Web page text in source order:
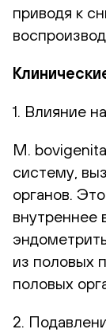
приводя к
1. Влияние
М.
систему,
органов.
внутреннее
из половых
половых
2.